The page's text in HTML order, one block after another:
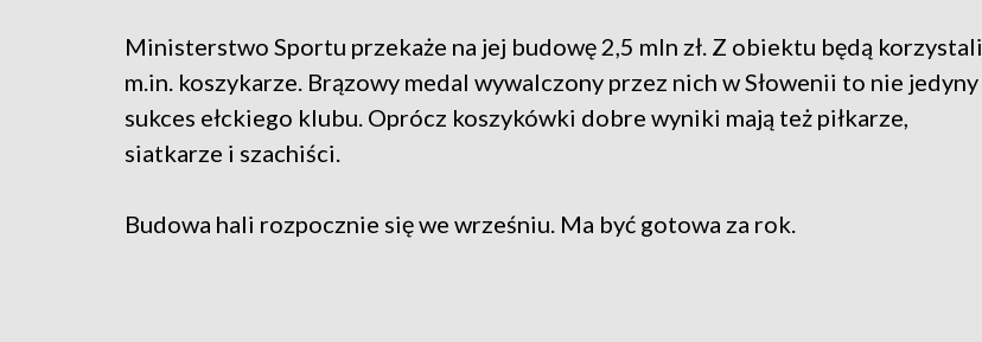
Ministerstwo Sportu przekaże na jej budowę 2,5 mln zł. Z obiektu będą korzystali
m.in. koszykarze. Brązowy medal wywalczony przez nich w Słowenii to nie jedyny
sukces ełckiego klubu. Oprócz koszykówki dobre wyniki mają też piłkarze,
siatkarze i szachiści.
Budowa hali rozpocznie się we wrześniu. Ma być gotowa za rok.